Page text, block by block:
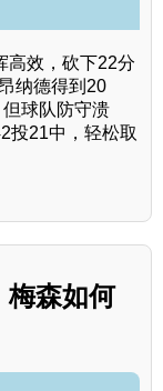
高效，砍下22分
纳德得到20
球队防守溃
投21中，轻松取
梅森如何